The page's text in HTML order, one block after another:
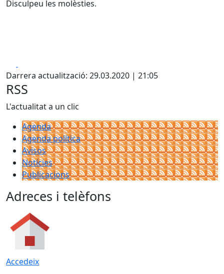
Disculpeu les molèsties.
Darrera actualització: 29.03.2020 | 21:05
RSS
L'actualitat a un clic
Agenda
Agenda política
Avisos
Notícies
Publicacions
Adreces i telèfons
Accedeix